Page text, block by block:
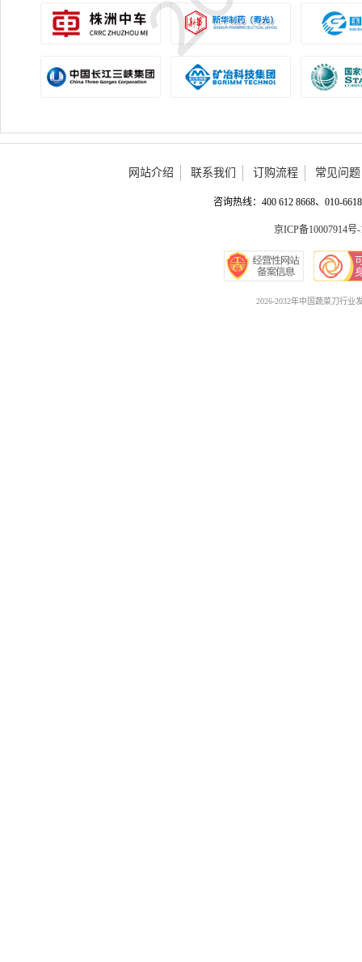
网站介绍 联系我们 订购流程 常见问题
咨询热线：400 612 8668、010-
京ICP备10007914号-
2026-2032年中国蔬菜刀行业